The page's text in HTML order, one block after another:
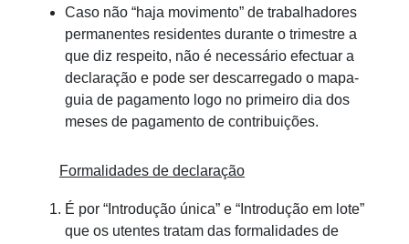
Caso não “haja movimento” de trabalhadores
permanentes residentes durante o trimestre a
que diz respeito, não é necessário efectuar a
declaração e pode ser descarregado o mapa-
guia de pagamento logo no primeiro dia dos
meses de pagamento de contribuições.
Formalidades de declaração
É por “Introdução única” e “Introdução em lote”
que os utentes tratam das formalidades de